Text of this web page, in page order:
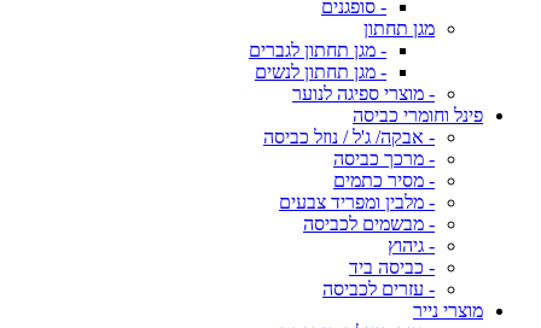
- סופגנים
מגן תחתון
- מגן תחתון לגברים
- מגן תחתון לנשים
- מוצרי ספיגה לנוער
פינל וחומרי כביסה
- אבקה/ ג'ל / נוזל כביסה
- מרכך כביסה
- מסיר כתמים
- מלבין ומפריד צבעים
- מבשמים לכביסה
- גיהוץ
- כביסה ביד
- עזרים לכביסה
מוצרי נייר